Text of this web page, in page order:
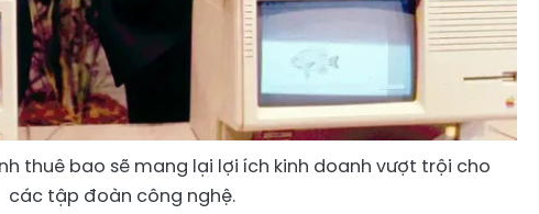
thuê bao sẽ mang lại lợi ích kinh doanh vượt trội cho
các tập đoàn công nghệ.